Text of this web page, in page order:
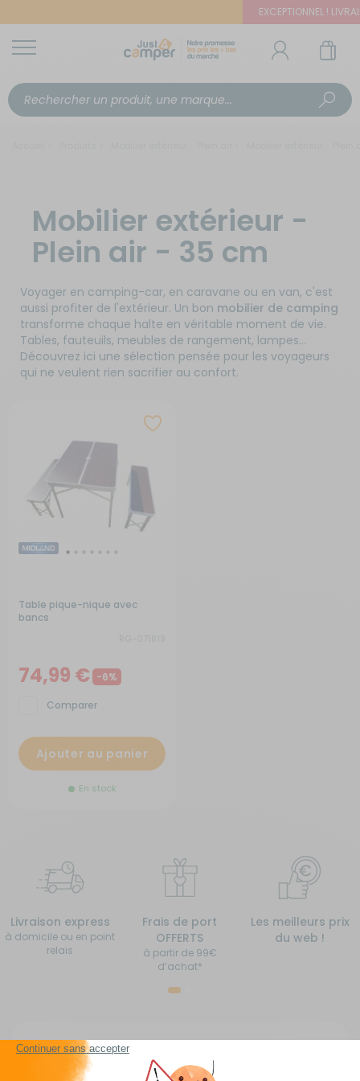
EXCEPTIONNEL !
Mobilier extérieur -
Plein air - 35 cm
Voyager en camping-car, en caravane ou en van, c'est
aussi profiter de l'extérieur. Un bon mobilier de camping
transforme chaque halte en véritable moment de vie.
Tables, fauteuils, meubles de rangement, lampes…
Découvrez ici une sélection pensée pour les voyageurs
qui ne veulent rien sacrifier au confort.
Table pique-nique avec
bancs
74,99 € -6%
Comparer
Ajouter au panier
En stock
Livraison express
à domicile ou en point
relais
Frais de port
OFFERTS
à partir de 99€
d’achat*
Les meilleurs prix
du web !
Mobilier camping pour camping-car, caravane,
fourgon aménagé, van aménagé et bateau